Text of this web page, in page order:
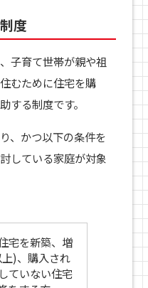
度
子育て世帯が親や祖
むために住宅を購
する制度です。
、かつ以下の条件を
している家庭が対象
宅を新築、増
)、購入され
ていない住宅